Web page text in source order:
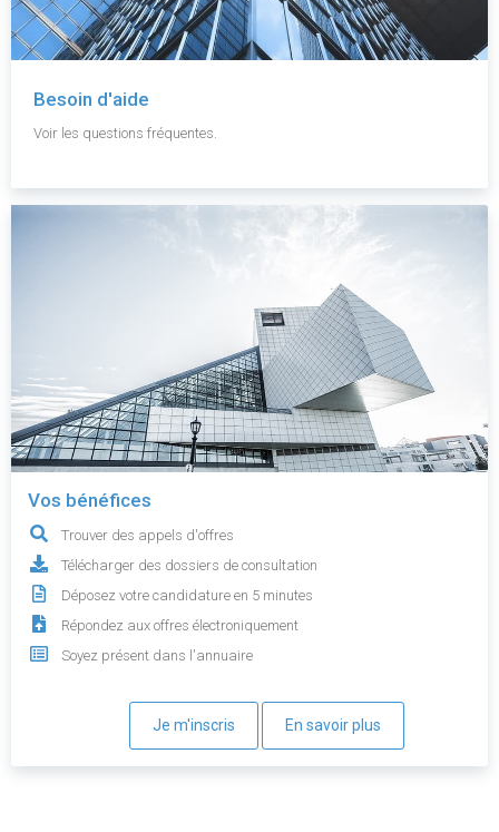
Besoin d'aide
Voir les questions fréquentes.
Vos bénéfices
Trouver des appels d'offres
Télécharger des dossiers de consultation
Déposez votre candidature en 5 minutes
Répondez aux offres électroniquement
Soyez présent dans l'annuaire
Je m'inscris En savoir plus